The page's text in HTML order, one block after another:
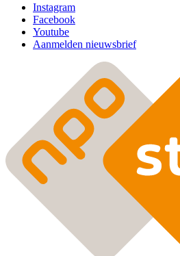
Instagram
Facebook
Youtube
Aanmelden nieuwsbrief